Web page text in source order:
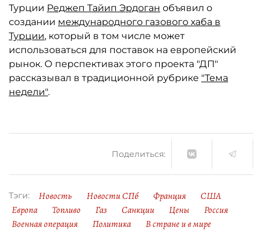
Турции Реджеп Тайип Эрдоган объявил о
создании международного газового хаба в
Турции, который в том числе может
использоваться для поставок на европейский
рынок. О перспективах этого проекта "ДП"
рассказывал в традиционной рубрике "Тема
недели".
Поделиться:
Тэги: Новость Новости СПб Франция
США
Европа
Топливо Газ Санкции Цены
Россия
Военная операция
Политика В стране и в мире